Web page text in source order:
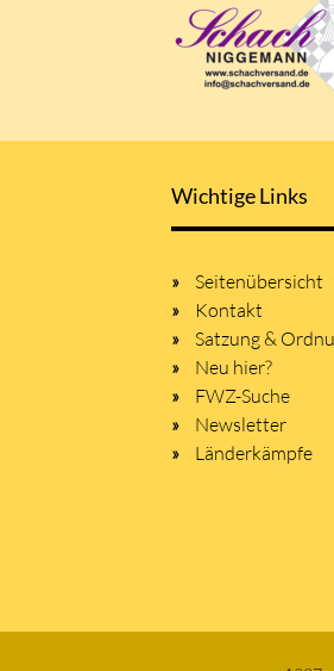
Wichtige Links
Seitenübersicht
Kontakt
Satzung &
Neu hier?
FWZ-Suche
Newsletter
Länderkämpfe